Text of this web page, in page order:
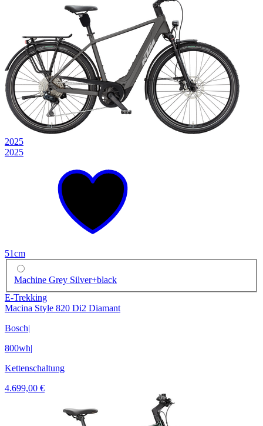
2025
2025
51cm
Machine Grey Silver+black
E-Trekking
Macina Style 820 Di2 Diamant
Bosch|
800wh|
Kettenschaltung
4.699,00 €